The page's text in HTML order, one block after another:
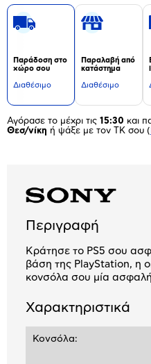
Παράδοση στο
χώρο σου
Διαθέσιμο
Παραλαβή από
κατάστημα
Διαθέσιμο
Αγόρασε το μέχρι τις 15:30 και
Θεσ/νίκη ή ψάξε με τον ΤΚ σου (
Περιγραφή
Κράτησε το PS5 σου
βάση της PlayStation, η
κονσόλα σου μία
Χαρακτηριστικά
Κονσόλα: